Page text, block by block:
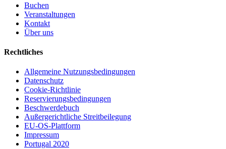
Buchen
Veranstaltungen
Kontakt
Über uns
Rechtliches
Allgemeine Nutzungsbedingungen
Datenschutz
Cookie-Richtlinie
Reservierungsbedingungen
Beschwerdebuch
Außergerichtliche Streitbeilegung
EU-OS-Plattform
Impressum
Portugal 2020